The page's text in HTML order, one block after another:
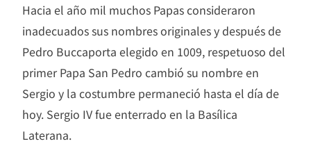
Hacia el año mil muchos Papas consideraron
inadecuados sus nombres originales y después de
Pedro Buccaporta elegido en 1009, respetuoso del
primer Papa San Pedro cambió su nombre en
Sergio y la costumbre permaneció hasta el día de
hoy. Sergio IV fue enterrado en la Basílica
Laterana.